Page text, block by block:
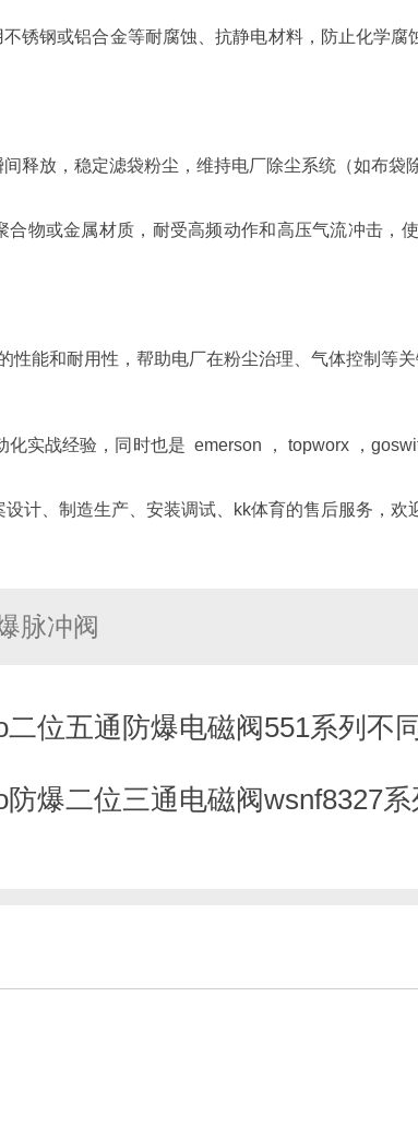
锈钢或铝合金等耐腐蚀、抗静电材料，防止化学
释放，稳定滤袋粉尘，维持电厂除尘系统（如布袋
物或金属材质，耐受高频动作和高压气流冲击
性能和耐用性，帮助电厂在粉尘治理、气体控制等
化实战经验，同时也是 emerson ， topworx ，
计、制造生产、安装调试、kk体育的售后服务，欢
脉冲阀
二位五通防爆电磁阀551系列不
防爆二位三通电磁阀wsnf8327